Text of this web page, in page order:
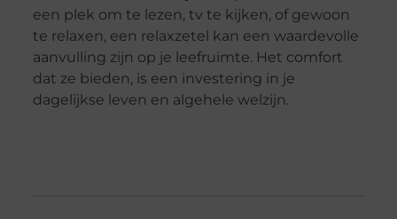
een plek om te lezen, tv te kijken, of gewoon
te relaxen, een relaxzetel kan een waardevolle
aanvulling zijn op je leefruimte. Het comfort
dat ze bieden, is een investering in je
dagelijkse leven en algehele welzijn.